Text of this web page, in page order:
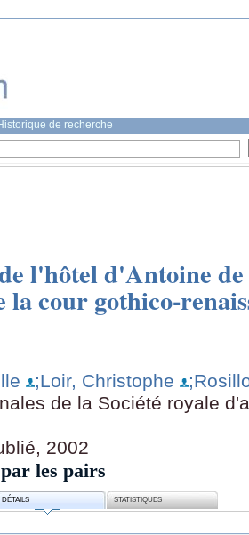
de recherche
l'hôtel d'Antoine
la cour gothico-
;Loir, Christophe
de la Société royale
2002
les pairs
DÉTAILS STATISTIQUES